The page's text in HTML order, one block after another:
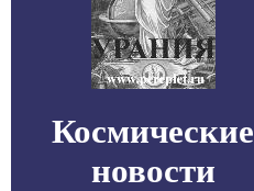
Космические
новости